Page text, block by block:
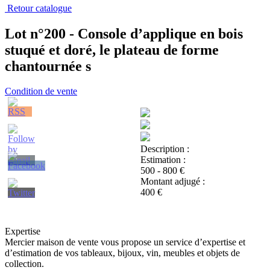
Retour catalogue
Lot n°200 - Console d’applique en bois
stuqué et doré, le plateau de forme
chantournée s
Condition de vente
Description :
Estimation :
500 - 800 €
Montant adjugé :
400 €
Expertise
Mercier maison de vente vous propose un service d’expertise et
d’estimation de vos tableaux, bijoux, vin, meubles et objets de
collection.